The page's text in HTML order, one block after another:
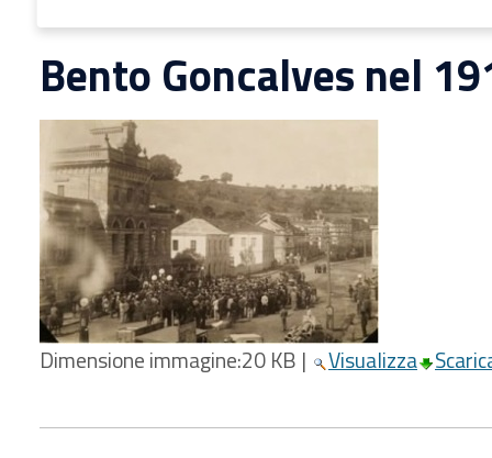
Bento Goncalves nel
Dimensione immagine:20 KB | Visualizza